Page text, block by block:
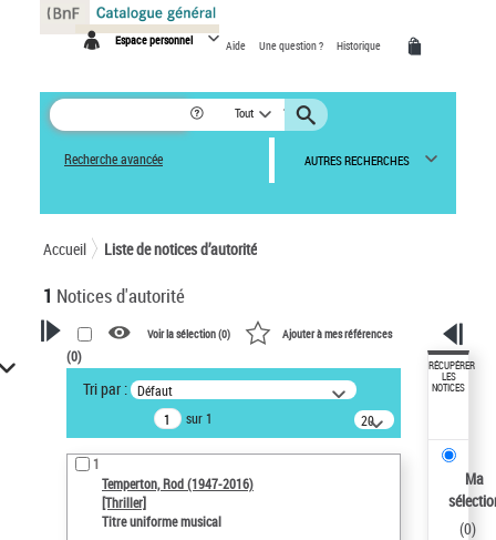
Espace personnel Aide Une question ? Historique
Tout
Recherche avancée AUTRES RECHERCHES
Accueil Liste de notices d’autorité
1 Notices d'autorité
VOTRE RECHERCHE
Recherche avancée dans les
notices d’autorité
Œuvres liées à l'auteur :
Temperton, Rod (1947-2016)
Auteur d’œuvre
Voir la sélection (0) Ajouter à mes références
(0)
Tri par : Défaut
sur 1
20
résultats/page
1
Temperton, Rod (1947-2016)
[Thriller]
Titre uniforme musical
RÉCUPÉRER
LES
NOTICES
Ma
(0)
Panneau de gestion des cookies